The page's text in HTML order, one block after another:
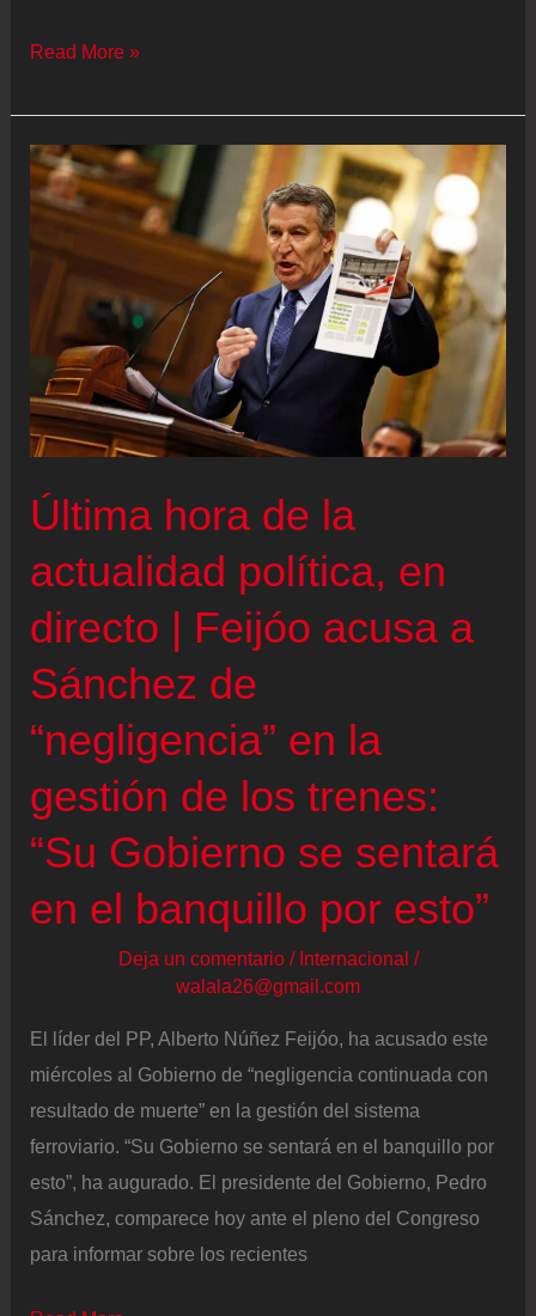
es
La
de
la
Casa
Blanca:
se
mostrado
de
acuerdo
cooperar
en
las
horas”
Read More »
Última hora de la
actualidad política, en
directo | Feijóo acusa a
Sánchez de
“negligencia” en la
gestión de los trenes:
“Su Gobierno se sentará
en el banquillo por esto”
Deja un comentario / Internacional /
walala26@gmail.com
El líder del PP, Alberto Núñez Feijóo, ha acusado este
miércoles al Gobierno de “negligencia continuada con
resultado de muerte” en la gestión del sistema
ferroviario. “Su Gobierno se sentará en el banquillo por
esto”, ha augurado. El presidente del Gobierno, Pedro
Sánchez, comparece hoy ante el pleno del Congreso
para informar sobre los recientes